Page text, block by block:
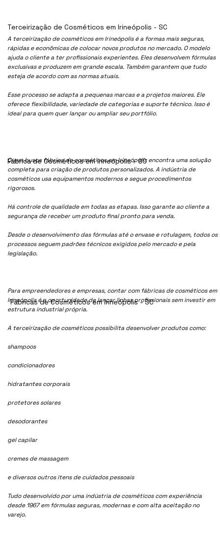
A terceirização de cosméticos em Irineópolis é a formas mais seguras,
rápidas e econômicas de colocar novos produtos no mercado. O modelo
ajuda o cliente a ter profissionais experientes. Eles desenvolvem fórmulas
exclusivas e produzem em grande escala. Também garantem que tudo
esteja de acordo com as normas atuais.
Esse processo se adapta a pequenas marcas e a projetos maiores. Ele
oferece flexibilidade, variedade de categorias e suporte técnico. Isso é
ideal para quem quer lançar ou ampliar seu portfólio.
Quem busca fábrica de cosméticos em Irineópolis encontra uma solução
completa para criação de produtos personalizados. A indústria de
cosméticos usa equipamentos modernos e segue procedimentos
rigorosos.
Há controle de qualidade em todas as etapas. Isso garante ao cliente a
segurança de receber um produto final pronto para venda.
Desde o desenvolvimento das fórmulas até o envase e rotulagem, todos os
processos seguem padrões técnicos exigidos pelo mercado e pela
legislação.
Para empreendedores e empresas, contar com fábricas de cosméticos em
Irineópolis é a oportunidade de lançar linhas profissionais sem investir em
estrutura industrial própria.
A terceirização de cosméticos possibilita desenvolver produtos como:
shampoos
condicionadores
hidratantes corporais
protetores solares
desodorantes
gel capilar
cremes de massagem
e diversos outros itens de cuidados pessoais
Tudo desenvolvido por uma indústria de cosméticos com experiência
desde 1967 em fórmulas seguras, modernas e com alta aceitação no
varejo.
Fábrica de Cosméticos em Irineópolis - SC
Terceirização de Cosméticos em Irineópolis - SC
Fábricas de Cosméticos em Irineópolis - SC